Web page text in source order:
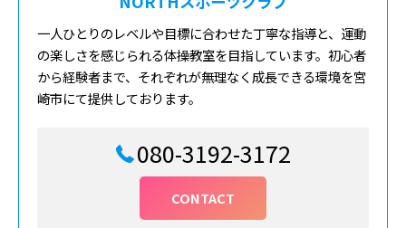
一人ひとりのレベルや目標に合わせた丁寧な指導と、運動
の楽しさを感じられる体操教室を目指しています。初心者
から経験者まで、それぞれが無理なく成長できる環境を宮
崎市にて提供しております。
080-3192-3172
CONTACT